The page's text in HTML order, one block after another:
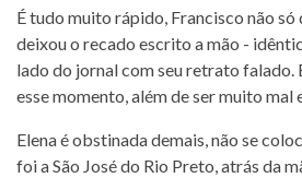
É tudo muito rápido, Francisco não
deixou o recado escrito a mão -
lado do jornal com seu retrato falado.
esse momento, além de ser muito mal
Elena é obstinada demais, não se
foi a São José do Rio Preto, atrás da